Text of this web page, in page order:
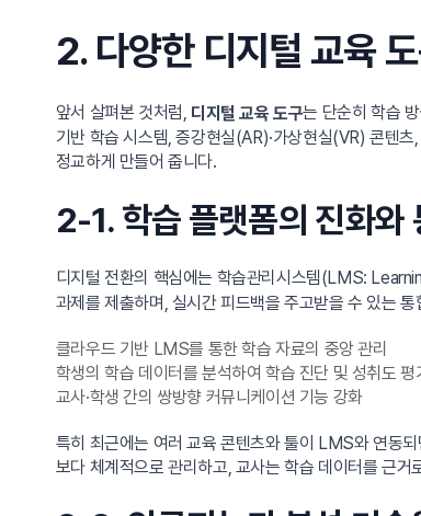
2. 다양한 디지털 교육
앞서 살펴본 것처럼, 디지털 교육 도구는 단순히 학습
기반 학습 시스템, 증강현실(AR)·가상현실(VR) 콘텐
정교하게 만들어 줍니다.
2-1. 학습 플랫폼의 진화와
디지털 전환의 핵심에는 학습관리시스템(LMS:
과제를 제출하며, 실시간 피드백을 주고받을 수 있는
클라우드 기반 LMS를 통한 학습 자료의 중앙 관리
학생의 학습 데이터를 분석하여 학습 진단 및 성취도 평
교사·학생 간의 쌍방향 커뮤니케이션 기능 강화
특히 최근에는 여러 교육 콘텐츠와 툴이 LMS와 연동
보다 체계적으로 관리하고, 교사는 학습 데이터를 근